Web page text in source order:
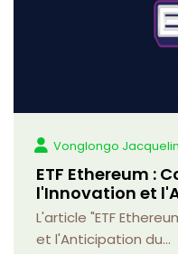
Vonglongo
ETF Ethereum :
l'Innovation et
L'article "ETF
et l'Anticipation du...